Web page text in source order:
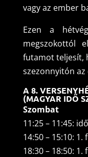
vagy az ember
Ezen a
megszokottól
futamot teljesít,
szezonnyitón
A 8.
(MAGYAR IDŐ
Szombat
11:25 – 11:45:
14:50 – 15:10: 1.
18:30 – 18:50: